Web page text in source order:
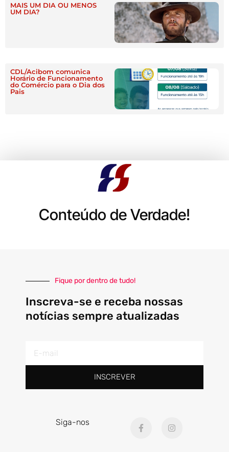
MAIS UM DIA OU MENOS
UM DIA?
CDL/Acibom comunica
Horário de Funcionamento
do Comércio para o Dia dos
Pais
Conteúdo de Verdade!
Fique por dentro de tudo!
Inscreva-se e receba nossas
notícias sempre atualizadas
mail
INSCREVER
Siga-nos
a
n